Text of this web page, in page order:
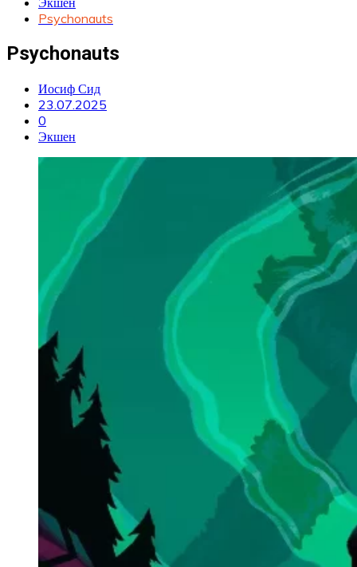
Psychonauts
Psychonauts
Иосиф Сид
23.07.2025
0
Экшен